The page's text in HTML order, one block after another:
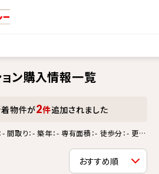
ン購入情報一覧
着物件が2件追加されました